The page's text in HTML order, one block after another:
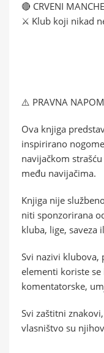
🔴 CRVENI
⚔️ Klub koji nikad
⚠️ PRAVNA
Ova knjiga
inspirirano
navijačkom
među navijačima.
Knjiga nije
niti sponzorirana
kluba, lige, saveza
Svi nazivi klubova,
elementi koriste
komentatorske,
Svi zaštitni
vlasništvo su